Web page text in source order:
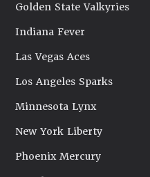
Golden State Valkyries
Indiana Fever
Las Vegas Aces
Los Angeles Sparks
Minnesota Lynx
New York Liberty
Phoenix Mercury